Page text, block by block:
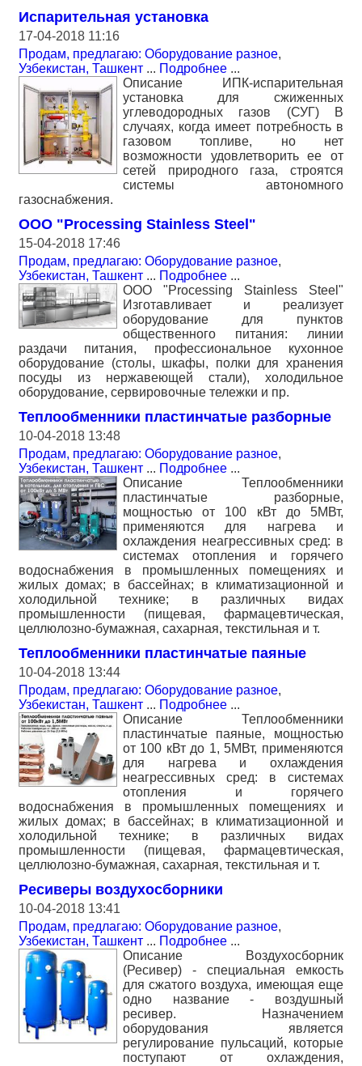
Испарительная установка
17-04-2018 11:16
Продам, предлагаю: Оборудование разное,
Узбекистан, Ташкент ... Подробнее ...
Описание ИПК-испарительная
установка для сжиженных
углеводородных газов (СУГ) В
случаях, когда имеет потребность в
газовом топливе, но нет
возможности удовлетворить ее от
сетей природного газа, строятся
системы автономного
газоснабжения.
ООО "Processing Stainless Steel"
15-04-2018 17:46
Продам, предлагаю: Оборудование разное,
Узбекистан, Ташкент ... Подробнее ...
ООО "Processing Stainless Steel"
Изготавливает и реализует
оборудование для пунктов
общественного питания: линии
раздачи питания, профессиональное кухонное
оборудование (столы, шкафы, полки для хранения
посуды из нержавеющей стали), холодильное
оборудование, сервировочные тележки и пр.
Теплообменники пластинчатые разборные
10-04-2018 13:48
Продам, предлагаю: Оборудование разное,
Узбекистан, Ташкент ... Подробнее ...
Описание Теплообменники
пластинчатые разборные,
мощностью от 100 кВт до 5МВт,
применяются для нагрева и
охлаждения неагрессивных сред: в
системах отопления и горячего
водоснабжения в промышленных помещениях и
жилых домах; в бассейнах; в климатизационной и
холодильной технике; в различных видах
промышленности (пищевая, фармацевтическая,
целлюлозно-бумажная, сахарная, текстильная и т.
Теплообменники пластинчатые паяные
10-04-2018 13:44
Продам, предлагаю: Оборудование разное,
Узбекистан, Ташкент ... Подробнее ...
Описание Теплообменники
пластинчатые паяные, мощностью
от 100 кВт до 1, 5МВт, применяются
для нагрева и охлаждения
неагрессивных сред: в системах
отопления и горячего
водоснабжения в промышленных помещениях и
жилых домах; в бассейнах; в климатизационной и
холодильной технике; в различных видах
промышленности (пищевая, фармацевтическая,
целлюлозно-бумажная, сахарная, текстильная и т.
Ресиверы воздухосборники
10-04-2018 13:41
Продам, предлагаю: Оборудование разное,
Узбекистан, Ташкент ... Подробнее ...
Описание Воздухосборник
(Ресивер) - специальная емкость
для сжатого воздуха, имеющая еще
одно название - воздушный
ресивер. Назначением
оборудования является
регулирование пульсаций, которые
поступают от охлаждения,